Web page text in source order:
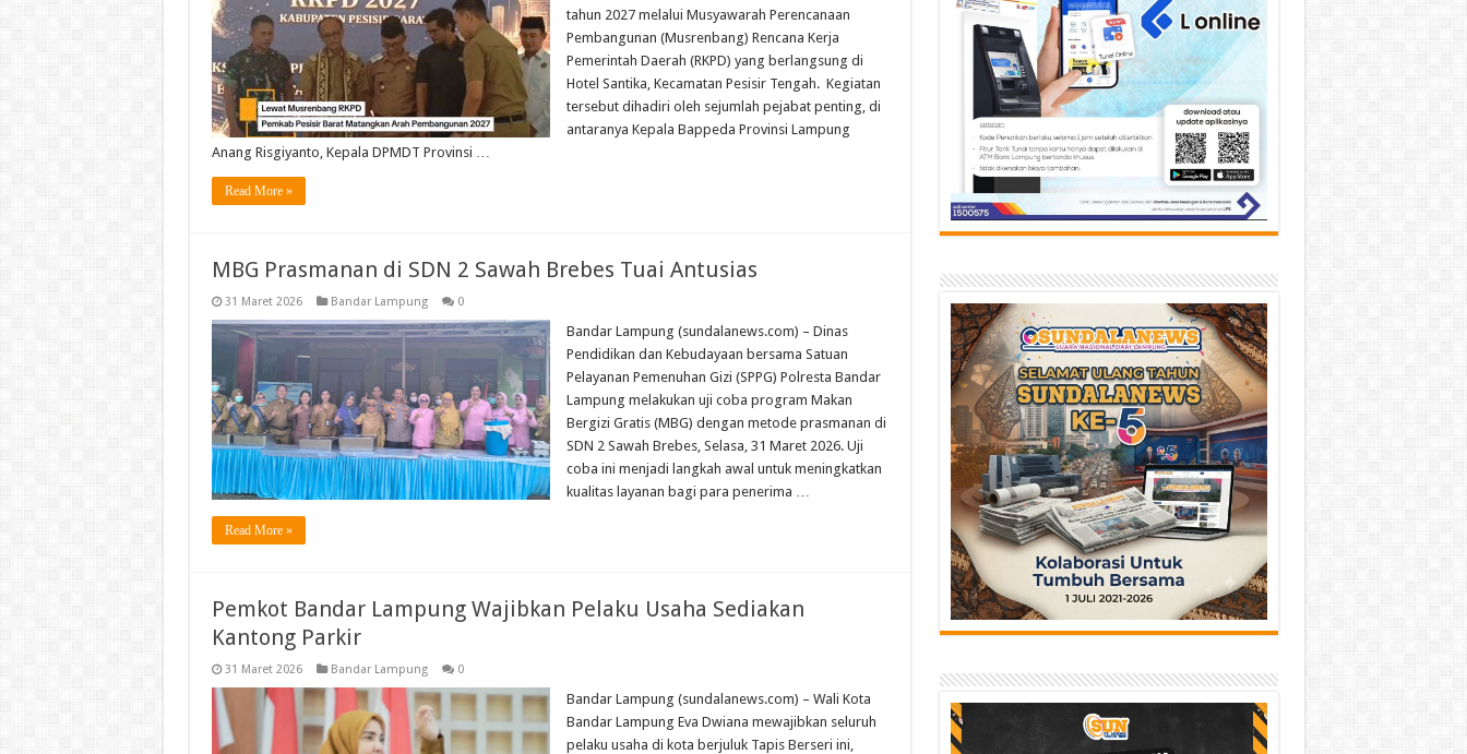
tahun 2027 melalui Musyawarah Perencanaan
Pembangunan (Musrenbang) Rencana Kerja
Pemerintah Daerah (RKPD) yang berlangsung di
Hotel Santika, Kecamatan Pesisir Tengah. ‎ ‎Kegiatan
tersebut dihadiri oleh sejumlah pejabat penting, di
antaranya Kepala Bappeda Provinsi Lampung
Anang Risgiyanto, Kepala DPMDT Provinsi …
Read More »
MBG Prasmanan di SDN 2 Sawah Brebes Tuai Antusias
31 Maret 2026 Bandar Lampung 0
Bandar Lampung (sundalanews.com) – Dinas
Pendidikan dan Kebudayaan bersama Satuan
Pelayanan Pemenuhan Gizi (SPPG) Polresta Bandar
Lampung melakukan uji coba program Makan
Bergizi Gratis (MBG) dengan metode prasmanan di
SDN 2 Sawah Brebes, Selasa, 31 Maret 2026. Uji
coba ini menjadi langkah awal untuk meningkatkan
kualitas layanan bagi para penerima …
Read More »
Pemkot Bandar Lampung Wajibkan Pelaku Usaha Sediakan
Kantong Parkir
31 Maret 2026 Bandar Lampung 0
Bandar Lampung (sundalanews.com) – Wali Kota
Bandar Lampung Eva Dwiana mewajibkan seluruh
pelaku usaha di kota berjuluk Tapis Berseri ini,